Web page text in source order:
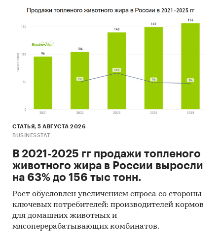
СТАТЬЯ, 5 АВГУСТА 2026
BUSINESSTAT
В 2021-2025 гг продажи топленого
животного жира в России выросли
на 63% до 156 тыс тонн.
Рост обусловлен увеличением спроса со стороны
ключевых потребителей: производителей кормов
для домашних животных и
мясоперерабатывающих комбинатов.